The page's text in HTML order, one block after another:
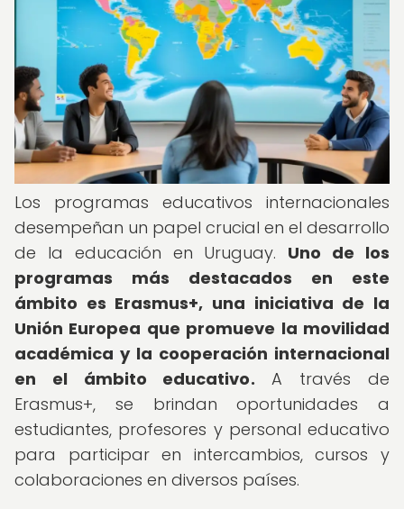
Los programas educativos internacionales
desempeñan un papel crucial en el desarrollo
de la educación en Uruguay. Uno de los
programas más destacados en este
ámbito es Erasmus+, una iniciativa de la
Unión Europea que promueve la movilidad
académica y la cooperación internacional
en el ámbito educativo. A través de
Erasmus+, se brindan oportunidades a
estudiantes, profesores y personal educativo
para participar en intercambios, cursos y
colaboraciones en diversos países.